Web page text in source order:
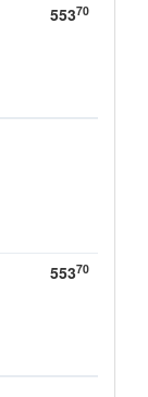
55370
55370